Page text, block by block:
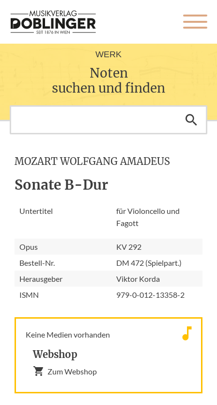
WERK
Noten
suchen und finden
MOZART WOLFGANG AMADEUS
Sonate B-Dur
Untertitel
für Violoncello und
Fagott
Opus
KV 292
Bestell-Nr.
DM 472 (Spielpart.)
Herausgeber
Viktor Korda
ISMN
979-0-012-13358-2
Keine Medien vorhanden
Webshop
Zum Webshop